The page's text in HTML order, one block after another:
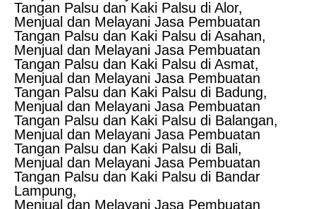
Tangan Palsu dan Kaki Palsu di Alor,
Menjual dan Melayani Jasa Pembuatan
Tangan Palsu dan Kaki Palsu di Asahan,
Menjual dan Melayani Jasa Pembuatan
Tangan Palsu dan Kaki Palsu di Asmat,
Menjual dan Melayani Jasa Pembuatan
Tangan Palsu dan Kaki Palsu di Badung,
Menjual dan Melayani Jasa Pembuatan
Tangan Palsu dan Kaki Palsu di Balangan,
Menjual dan Melayani Jasa Pembuatan
Tangan Palsu dan Kaki Palsu di Bali,
Menjual dan Melayani Jasa Pembuatan
Tangan Palsu dan Kaki Palsu di Bandar
Lampung,
Menjual dan Melayani Jasa Pembuatan